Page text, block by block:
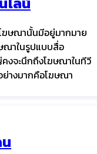
ฆษณานั้นมีอยู่มากมาย
ณาในรูปแบบสื่อ
งจะนึกถึงโฆษณาในทีวี
ย่างมากคือโฆษณา